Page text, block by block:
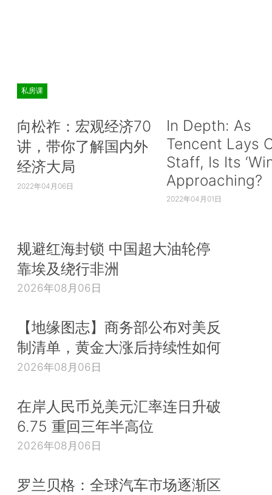
私房课
向松祚：宏观经济70
讲，带你了解国内外
经济大局
2022年04月06日
In Depth: As
Tencent Lays
Staff, Is Its
Approaching?
2022年04月01日
规避红海封锁 中国超大油轮停
靠埃及绕行非洲
2026年08月06日
【地缘图志】商务部公布对美反
制清单，黄金大涨后持续性如何
2026年08月06日
在岸人民币兑美元汇率连日升破
6.75 重回三年半高位
2026年08月06日
罗兰贝格：全球汽车市场逐渐区